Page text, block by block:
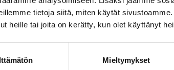
tietoja siitä, miten käytät
heille tai joita on kerätty, kun olet käyttänyt
Mieltymykset